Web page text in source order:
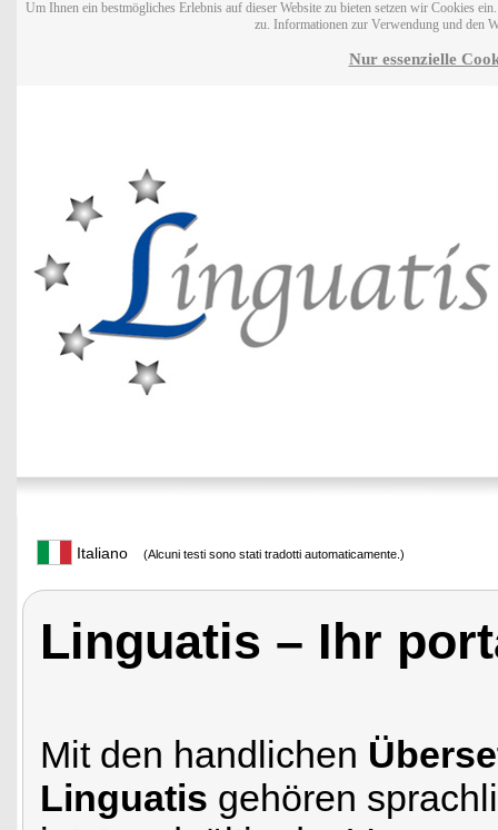
Um Ihnen ein bestmögliches Erlebnis auf dieser Website zu bieten setzen wir Cookies
zu. Informationen zur Verwendung und den
Nur essenzielle
Italiano (Alcuni testi sono stati tradotti automaticamente.)
Linguatis – Ihr
Mit den handlichen
Linguatis gehören